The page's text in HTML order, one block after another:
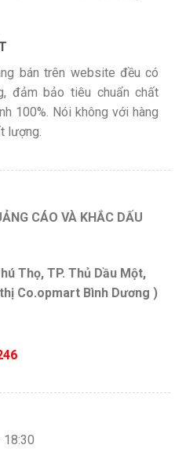
bán trên website đều có
đảm bảo tiêu chuẩn chất
100%. Nói không với hàng
lượng.
CÁO VÀ KHẮC DẤU
Thọ, TP. Thủ Dầu Một,
Co.opmart Bình Dương )
18:30